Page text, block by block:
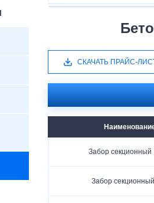
СКАЧАТЬ ПРАЙС-
Забор секционный
Забор